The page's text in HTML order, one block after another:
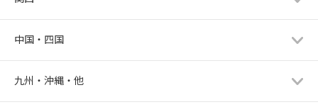
中国・四国
九州・沖縄・他